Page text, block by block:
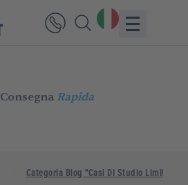
Consegna Rapida
Categoria Blog "Casi Di Studio Limitati"